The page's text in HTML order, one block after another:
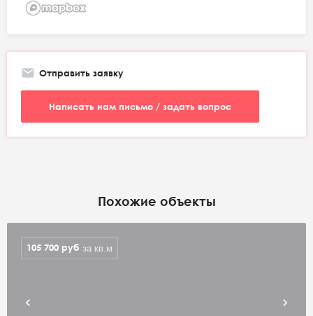
Отправить заявку
Написать нам письмо / задать вопрос
Похожие объекты
105 700 руб за кв.м